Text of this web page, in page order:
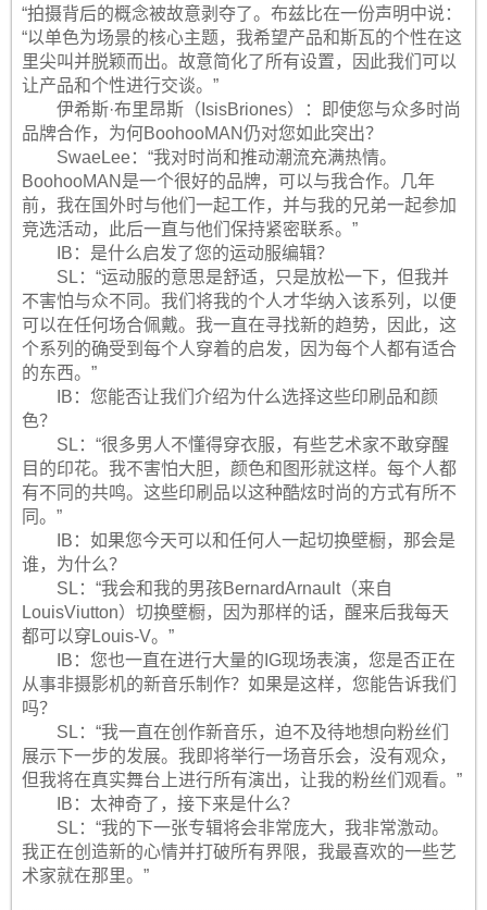
“拍摄背后的概念被故意剥夺了。布兹比在一份声明中说：
“以单色为场景的核心主题，我希望产品和斯瓦的个性在这
里尖叫并脱颖而出。故意简化了所有设置，因此我们可以
让产品和个性进行交谈。”
伊希斯·布里昂斯（IsisBriones）：即使您与众多时尚
品牌合作，为何BoohooMAN仍对您如此突出？
SwaeLee：“我对时尚和推动潮流充满热情。
BoohooMAN是一个很好的品牌，可以与我合作。几年
前，我在国外时与他们一起工作，并与我的兄弟一起参加
竞选活动，此后一直与他们保持紧密联系。”
IB：是什么启发了您的运动服编辑？
SL：“运动服的意思是舒适，只是放松一下，但我并
不害怕与众不同。我们将我的个人才华纳入该系列，以便
可以在任何场合佩戴。我一直在寻找新的趋势，因此，这
个系列的确受到每个人穿着的启发，因为每个人都有适合
的东西。”
IB：您能否让我们介绍为什么选择这些印刷品和颜
色？
SL：“很多男人不懂得穿衣服，有些艺术家不敢穿醒
目的印花。我不害怕大胆，颜色和图形就这样。每个人都
有不同的共鸣。这些印刷品以这种酷炫时尚的方式有所不
同。”
IB：如果您今天可以和任何人一起切换壁橱，那会是
谁，为什么？
SL：“我会和我的男孩BernardArnault（来自
LouisViutton）切换壁橱，因为那样的话，醒来后我每天
都可以穿Louis-V。”
IB：您也一直在进行大量的IG现场表演，您是否正在
从事非摄影机的新音乐制作？如果是这样，您能告诉我们
吗？
SL：“我一直在创作新音乐，迫不及待地想向粉丝们
展示下一步的发展。我即将举行一场音乐会，没有观众，
但我将在真实舞台上进行所有演出，让我的粉丝们观看。”
IB：太神奇了，接下来是什么？
SL：“我的下一张专辑将会非常庞大​​，我非常激动。
我正在创造新的心情并打破所有界限，我最喜欢的一些艺
术家就在那里。”